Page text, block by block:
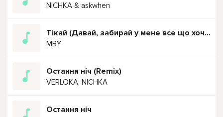
NICHKA & askwhen
Тікай (Давай, забирай у мене все що хочеш, тікай)
MBY
Остання ніч (Remix)
VERLOKA, NICHKA
Остання ніч